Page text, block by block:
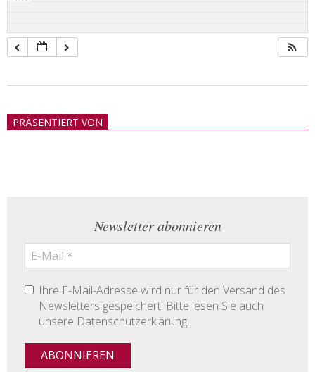
21PRÄSENTIERT VON
Newsletter abonnieren
Ihre E-Mail-Adresse wird nur für den Versand des
Newsletters gespeichert. Bitte lesen Sie auch
unsere Datenschutzerklärung.